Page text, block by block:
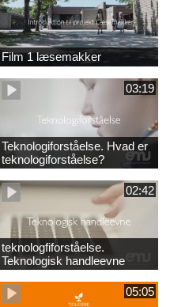
Film 1 læsemakker
03:19
Teknologiforståelse. Hvad er
teknologiforståelse?
02:42
teknologfiforståelse.
Teknologisk handleevne
05:05